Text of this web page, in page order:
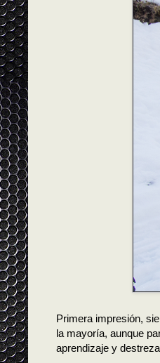
Primera impresión,
la mayoría, aunque
aprendizaje y